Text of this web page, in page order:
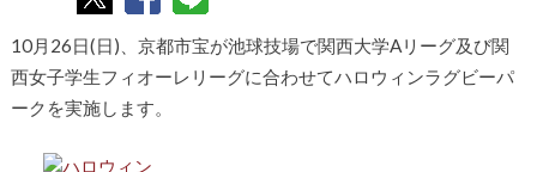
10月26日(日)、京都市宝が池球技場で関西大学Aリーグ及び関
西女子学生フィオーレリーグに合わせてハロウィンラグビーパ
ークを実施します。